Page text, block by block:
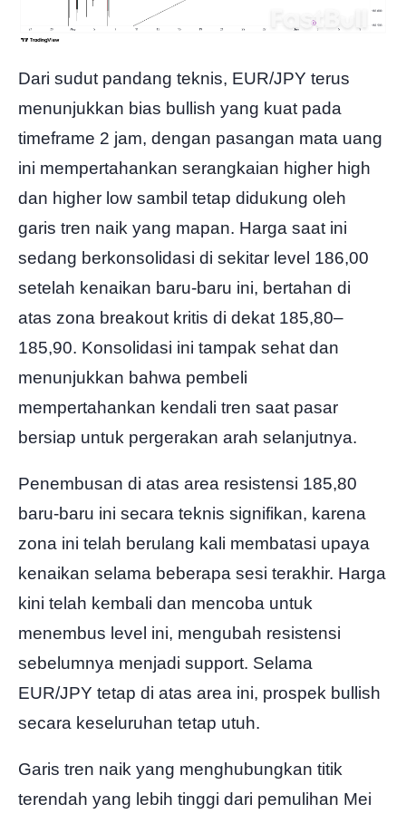
Dari sudut pandang teknis, EUR/JPY terus
menunjukkan bias bullish yang kuat pada
timeframe 2 jam, dengan pasangan mata uang
ini mempertahankan serangkaian higher high
dan higher low sambil tetap didukung oleh
garis tren naik yang mapan. Harga saat ini
sedang berkonsolidasi di sekitar level 186,00
setelah kenaikan baru-baru ini, bertahan di
atas zona breakout kritis di dekat 185,80–
185,90. Konsolidasi ini tampak sehat dan
menunjukkan bahwa pembeli
mempertahankan kendali tren saat pasar
bersiap untuk pergerakan arah selanjutnya.
Penembusan di atas area resistensi 185,80
baru-baru ini secara teknis signifikan, karena
zona ini telah berulang kali membatasi upaya
kenaikan selama beberapa sesi terakhir. Harga
kini telah kembali dan mencoba untuk
menembus level ini, mengubah resistensi
sebelumnya menjadi support. Selama
EUR/JPY tetap di atas area ini, prospek bullish
secara keseluruhan tetap utuh.
Garis tren naik yang menghubungkan titik
terendah yang lebih tinggi dari pemulihan Mei